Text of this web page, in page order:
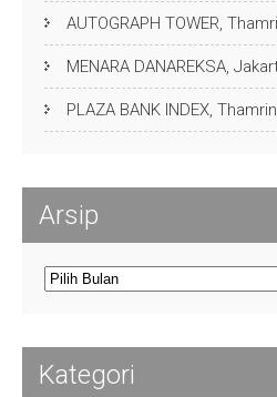
AUTOGRAPH TOWER,
MENARA DANAREKSA,
PLAZA BANK INDEX,
Arsip
Arsip
Kategori